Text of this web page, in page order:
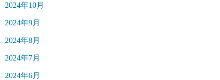
2024年10月
2024年9月
2024年8月
2024年7月
2024年6月